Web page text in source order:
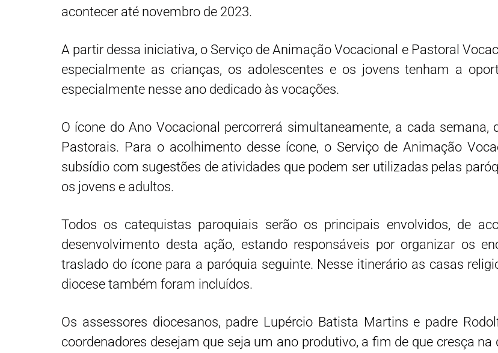
acontecer até novembro de 2023.
A partir dessa iniciativa, o Serviço de Animação Vocacional e Pastoral
especialmente as crianças, os adolescentes e os jovens tenham a
especialmente nesse ano dedicado às vocações.
O ícone do Ano Vocacional percorrerá simultaneamente, a cada
Pastorais. Para o acolhimento desse ícone, o Serviço de Animação
subsídio com sugestões de atividades que podem ser utilizadas pelas
os jovens e adultos.
Todos os catequistas paroquiais serão os principais envolvidos, de
desenvolvimento desta ação, estando responsáveis por organizar os
traslado do ícone para a paróquia seguinte. Nesse itinerário as casas
diocese também foram incluídos.
Os assessores diocesanos, padre Lupércio Batista Martins e padre
coordenadores desejam que seja um ano produtivo, a fim de que cresça